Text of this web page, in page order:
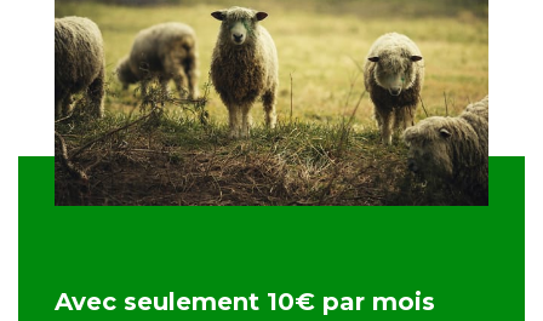
Avec seulement 10€ par mois